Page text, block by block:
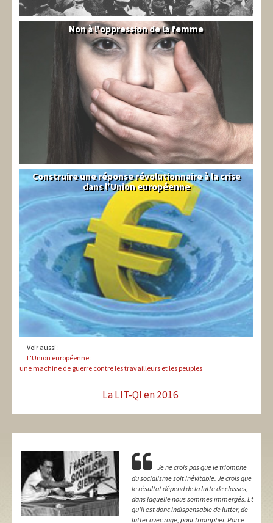
Syrie
Non à l'oppression de la femme
Syndical
Construire une réponse révolutionnaire à la crise
dans l'Union européenne
Voir aussi :
L'Union européenne :
une machine de guerre contre les travailleurs et les peuples
La LIT-QI en 2016
Je ne crois pas que le triomphe
du socialisme soit inévitable. Je crois que
le résultat dépend de la lutte de classes,
dans laquelle nous sommes immergés. Et
qu'il est donc indispensable de lutter, de
lutter avec rage, pour triompher. Parce